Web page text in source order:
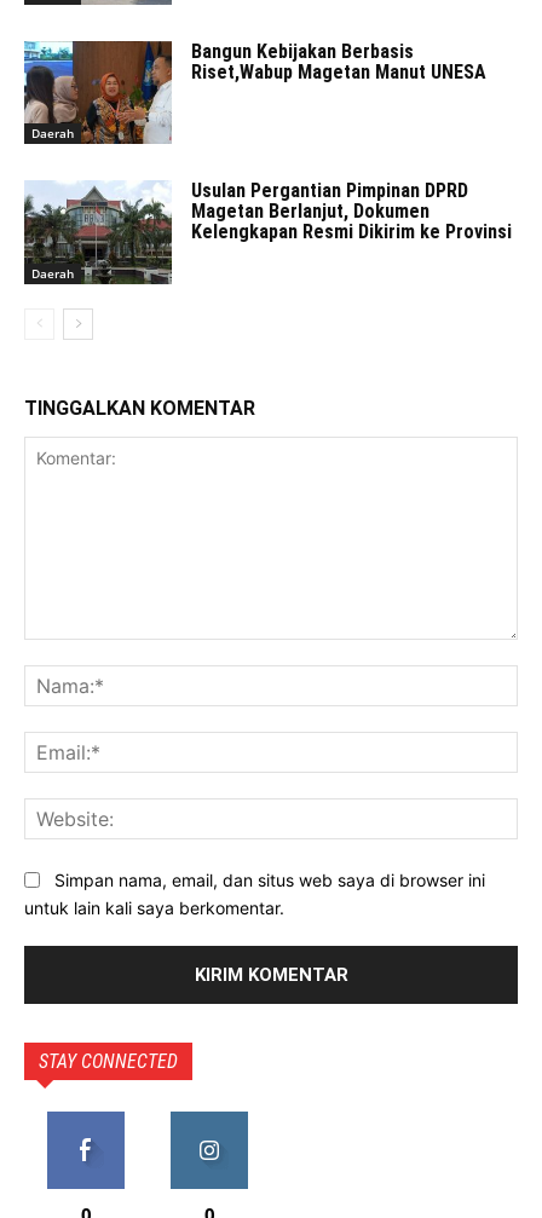
Daerah
Bangun Kebijakan Berbasis
Riset,Wabup Magetan Manut UNESA
Daerah
Usulan Pergantian Pimpinan DPRD
Magetan Berlanjut, Dokumen
Kelengkapan Resmi Dikirim ke Provinsi
TINGGALKAN KOMENTAR
Simpan nama, email, dan situs web saya di browser ini
untuk lain kali saya berkomentar.
STAY CONNECTED